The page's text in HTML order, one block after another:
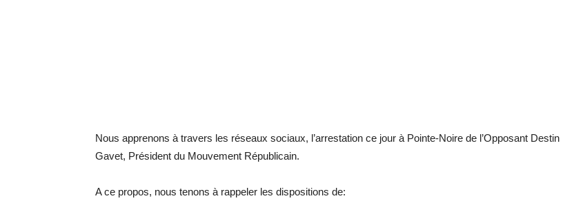
Nous apprenons à travers les réseaux sociaux, l’arrestation ce jour à Pointe-Noire de l’Opposant Destin
Gavet, Président du Mouvement Républicain.
A ce propos, nous tenons à rappeler les dispositions de: